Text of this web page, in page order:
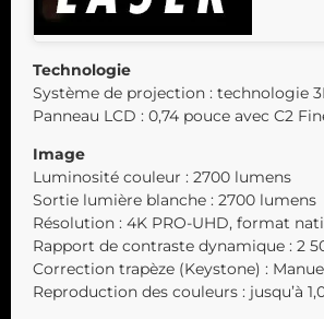
Technologie
Système de projection : technologie
Panneau LCD : 0,74 pouce avec C2
Image
Luminosité couleur : 2700 lumens
Sortie lumière blanche : 2700 lumens
Résolution : 4K PRO-UHD, format
Rapport de contraste dynamique : 2
Correction trapèze (Keystone) :
Reproduction des couleurs : jusqu’à